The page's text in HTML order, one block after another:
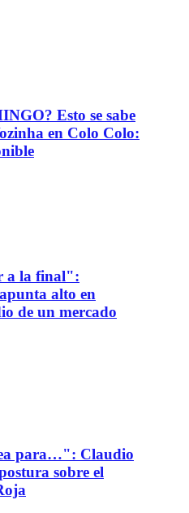
Esto se sabe
en Colo Colo:
a la final":
alto en
de un mercado
para…": Claudio
sobre el